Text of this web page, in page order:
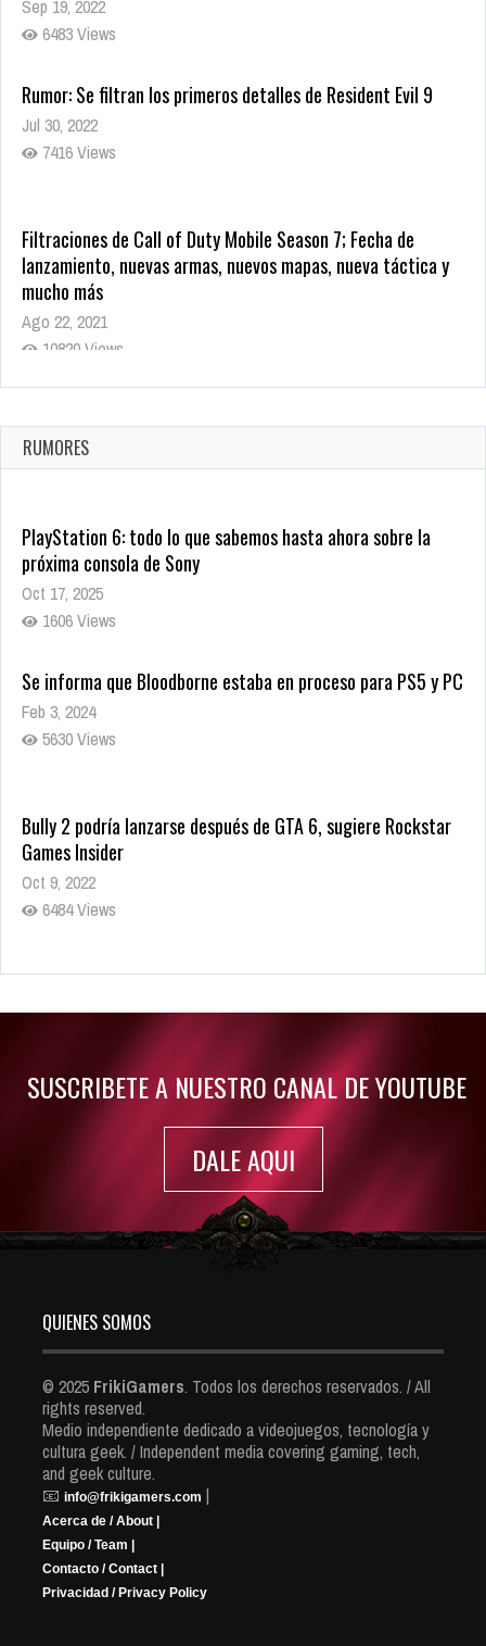
Sep 19, 2022
6483 Views
Rumor: Se filtran los primeros detalles de Resident Evil 9
Jul 30, 2022
7416 Views
Filtraciones de Call of Duty Mobile Season 7; Fecha de
lanzamiento, nuevas armas, nuevos mapas, nueva táctica y
mucho más
Ago 22, 2021
10820 Views
La configuración de Call of Duty 2021 aparentemente ya fue
Ago 8, 2021
10005 Views
RUMORES
PlayStation 6: todo lo que sabemos hasta ahora sobre la
próxima consola de Sony
Oct 17, 2025
1606 Views
Se informa que Bloodborne estaba en proceso para PS5 y PC
Feb 3, 2024
5630 Views
Bully 2 podría lanzarse después de GTA 6, sugiere Rockstar
Games Insider
Oct 9, 2022
6484 Views
Rumor: Se filtran los primeros detalles de Resident Evil 9
SUSCRIBETE A NUESTRO CANAL DE YOUTUBE
DALE AQUI
QUIENES SOMOS
© 2025 FrikiGamers. Todos los derechos reservados. / All
rights reserved.
Medio independiente dedicado a videojuegos, tecnología y
cultura geek. / Independent media covering gaming, tech,
and geek culture.
📧 info@frikigamers.com |
Acerca de / About |
Equipo / Team |
Contacto / Contact |
Privacidad / Privacy Policy